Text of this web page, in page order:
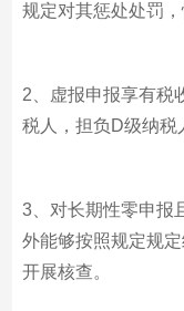
规定对其惩处处罚，
2、虚报申报享有税
税人，担负D级纳税
3、对长期性零申报
外能够按照规定规
开展核查。